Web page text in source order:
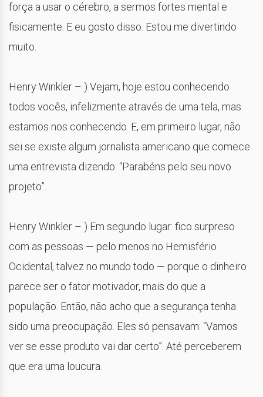
força a usar o cérebro, a sermos fortes mental e
fisicamente. E eu gosto disso. Estou me divertindo
muito.
Henry Winkler – ) Vejam, hoje estou conhecendo
todos vocês, infelizmente através de uma tela, mas
estamos nos conhecendo. E, em primeiro lugar, não
sei se existe algum jornalista americano que comece
uma entrevista dizendo: “Parabéns pelo seu novo
projeto”.
Henry Winkler – ) Em segundo lugar: fico surpreso
com as pessoas — pelo menos no Hemisfério
Ocidental, talvez no mundo todo — porque o dinheiro
parece ser o fator motivador, mais do que a
população. Então, não acho que a segurança tenha
sido uma preocupação. Eles só pensavam: “Vamos
ver se esse produto vai dar certo”. Até perceberem
que era uma loucura.